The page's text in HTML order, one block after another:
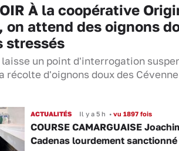
À la coopérative
on attend des oignons
stressés
laisse un point d'interrogation
récolte d'oignons doux des
ACTUALITÉS Il y a 5 h •vu 1897 fois
COURSE CAMARGUAISE
Cadenas lourdement sanctionné